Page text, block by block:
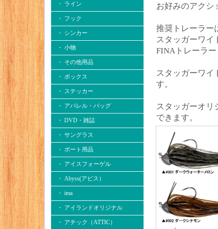
・ ライン
・ フック
・ シンカー
・ 小物
・ その他用品
・ ボックス
・ ステッカー
・ アパレル・バッグ
・ DVD・雑誌
・ サングラス
・ ボート用品
・ アイスフォーゲル
・ Abyss(アビス）
・ ima
・ アイランドオリジナル
・ アチック（ATTIC）
お好みのアクシ
推奨トレーラー
スタッガーワイ
FINAトレーラ
スタッガーワイ
す。
スタッガーオリ
できます。